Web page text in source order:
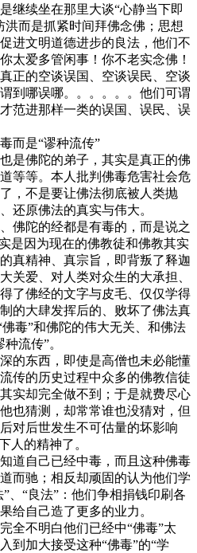
继续坐在那里大谈“心静当下即
洪而是抓紧时间拜佛念佛；思想
进文明道德进步的良法，他们不
太爱多管闲事！你不老实念佛！
正的空谈误国、空谈误民、空谈
到哪误哪。。。。。。他们可谓
范进那样一类的误国、误民、误
而是“谬种流传”
是佛陀的弟子，其实是真正的佛
等等。本人批判佛毒危害社会危
，不是要让佛法彻底被人类抛
还原佛法的真实与伟大。
佛陀的经都是有毒的，而是说之
是因为现在的佛教徒和佛教其实
真精神、真宗旨，即背叛了释迦
关爱、对人类对众生的大承担、
了佛经的文字与皮毛、仅仅学得
的大肆发挥后的、败坏了佛法真
佛毒”和佛陀的伟大无关、和佛法
流传”。
的东西，即使是高僧也未必能懂
传的历史过程中众多的佛教信徒
实却完全做不到；于是就费尽心
也猜测，却常常谁也没猜对，但
对后世发生不可估量的坏影响
人的精神了。
道自己已经中毒，而且这种佛毒
而驰；相反却顽固的认为他们学
、“良法”：他们争相捐钱印刷各
给自己造了更多的业力。
全不明白他们已经中“佛毒”太
到加大接受这种“佛毒”的“学